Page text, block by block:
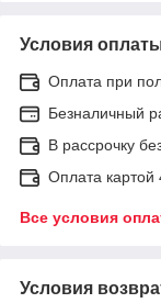
Условия
Оплата при
Безналичный
В рассрочку
Оплата
Все условия
Условия